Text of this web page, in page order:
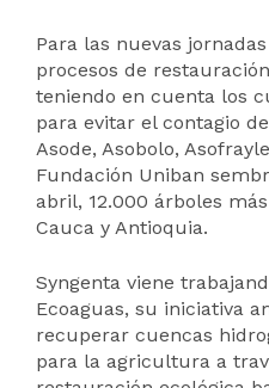
Para las nuevas
procesos de
teniendo en cuenta los
para evitar el contagio
Asode, Asobolo,
Fundación Uniban
abril, 12.000 árboles
Cauca y Antioquia.
Syngenta viene
Ecoaguas, su iniciativa
recuperar cuencas
para la agricultura a